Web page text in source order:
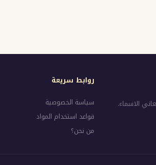
الاسماء.
روابط سريعة
سياسة الخصوصية
قواعد استخدام المواد
من نحن؟